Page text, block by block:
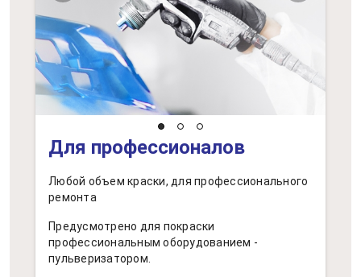
Для профессионалов
Любой объем краски, для профессионального
ремонта
Предусмотрено для покраски
профессиональным оборудованием -
пульверизатором.